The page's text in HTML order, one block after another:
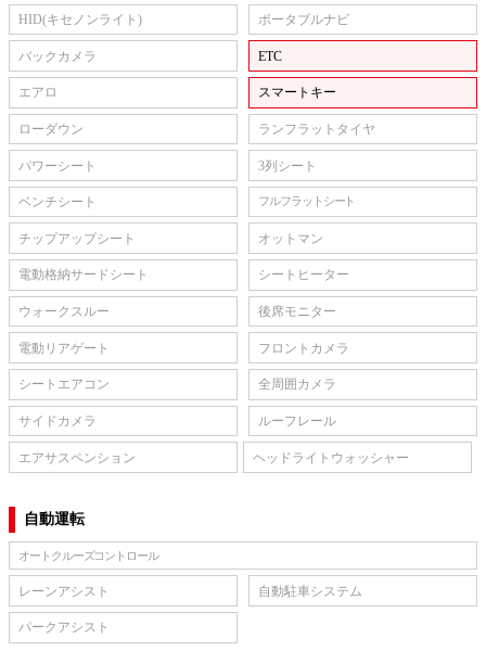
HID(キセノンライト) ポータブルナビ
バックカメラ ETC
エアロ スマートキー
ローダウン ランフラットタイヤ
パワーシート 3列シート
ベンチシート フルフラットシート
チップアップシート オットマン
電動格納サードシート シートヒーター
ウォークスルー 後席モニター
電動リアゲート フロントカメラ
シートエアコン 全周囲カメラ
サイドカメラ ルーフレール
エアサスペンション ヘッドライトウォッシャー
自動運転
オートクルーズコントロール
レーンアシスト 自動駐車システム
パークアシスト